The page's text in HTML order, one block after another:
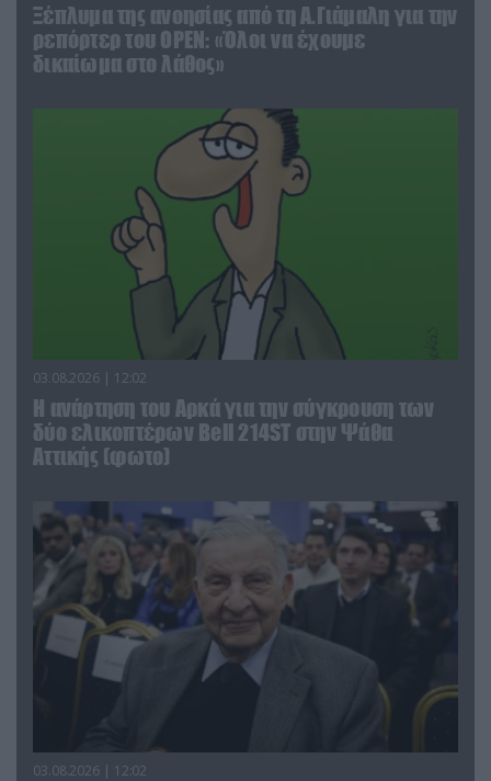
Ξέπλυμα της ανοησίας από τη Α.Γιάμαλη για την
ρεπόρτερ του ΟΡΕΝ: «Όλοι να έχουμε
δικαίωμα στο λάθος»
03.08.2026 | 12:02
Η ανάρτηση του Αρκά για την σύγκρουση των
δύο ελικοπτέρων Bell 214ST στην Ψάθα
Αττικής (φωτο)
03.08.2026 | 12:02